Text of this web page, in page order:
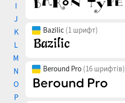
I
J
K
L
M
N
O
P
Bazilic (1 шрифт)
Beround Pro (16 шрифтів)